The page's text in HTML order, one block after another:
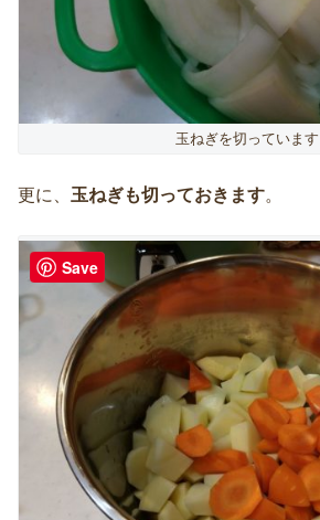
玉ねぎを切っています
更に、 玉ねぎも切っておきます。
Save